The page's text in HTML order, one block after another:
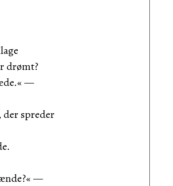
drømt?
—
spreder
—